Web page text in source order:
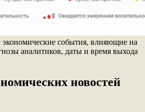
события, влияющие на
аналитиков, даты и время выхода
новостей